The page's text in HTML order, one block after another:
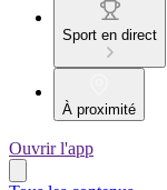
Sport en direct
À proximité
Ouvrir l'app